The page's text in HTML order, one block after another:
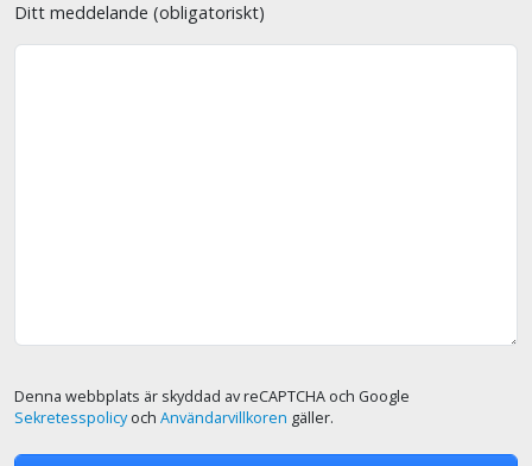
Ditt meddelande (obligatoriskt)
Denna webbplats är skyddad av reCAPTCHA och Google
Sekretesspolicyoch Användarvillkoren gäller.